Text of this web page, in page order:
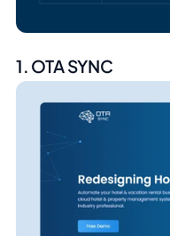
1. OTA SYNC